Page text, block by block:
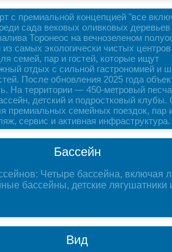
с премиальной концепцией "все
сада вековых оливковых деревьев
Торонеос на вечнозеленом
самых экологически чистых
семей, пар и гостей, которые ищут
отдых с сильной гастрономией и
После обновления 2025 года
На территории — 450-метровый
детский и подростковый клубы.
премиальных семейных поездок, пар
сервис и активная инфраструктура.
Бассейн
Четыре бассейна, включая
бассейны, детские лягушатники
Вид